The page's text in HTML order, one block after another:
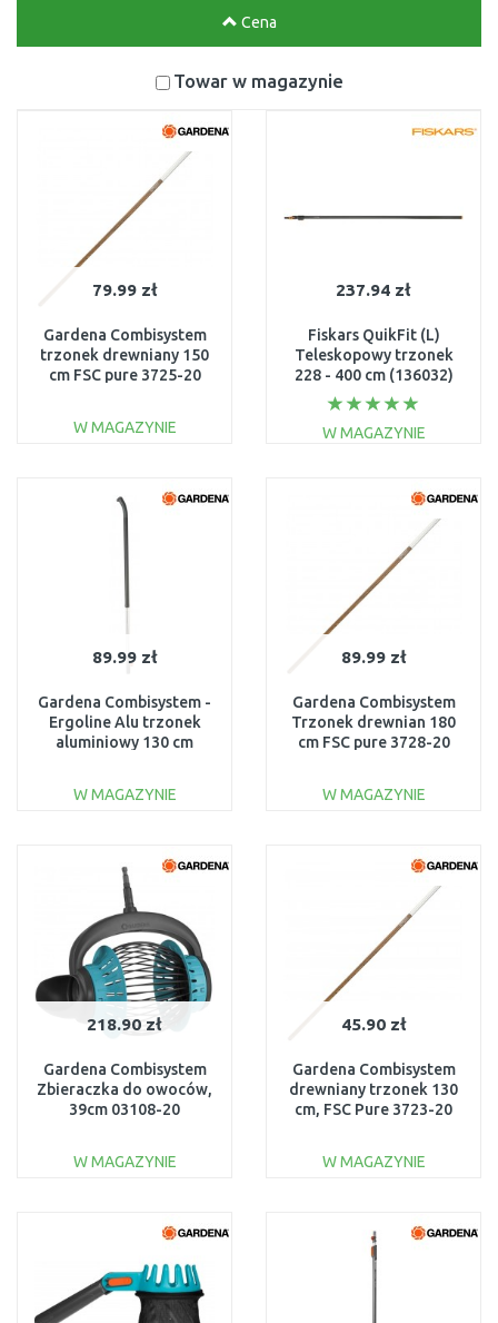
Cena
Towar w magazynie
79.99 zł
Gardena Combisystem
trzonek drewniany 150
cm FSC pure 3725-20
W MAGAZYNIE
Do porównania
237.94 zł
Fiskars QuikFit (L)
Teleskopowy trzonek
228 - 400 cm (136032)
1000665
W MAGAZYNIE
Do porównania
89.99 zł
Gardena Combisystem -
Ergoline Alu trzonek
aluminiowy 130 cm
W MAGAZYNIE
Do porównania
89.99 zł
Gardena Combisystem
Trzonek drewnian 180
cm FSC pure 3728-20
W MAGAZYNIE
Do porównania
218.90 zł
Gardena Combisystem
Zbieraczka do owoców,
39cm 03108-20
W MAGAZYNIE
Do porównania
45.90 zł
Gardena Combisystem
drewniany trzonek 130
cm, FSC Pure 3723-20
W MAGAZYNIE
Do porównania